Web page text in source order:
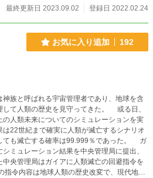
最終更新日 2023.09.02
登録日 2022.02.24
お気に入り追加 192
族と呼ばれる宇宙管理者であり、地球を含
して人類の歴史を見守ってきた。 或る日、
の人類未来についてのシミュレーションを実
は22世紀まで確実に人類が滅亡するシナリオ
も滅亡する確率は99.999％であった。 ガ
シミュレーション結果を中央管理局に提出、
中央管理局はガイアに人類滅亡の回避指令を
令内容は地球人類の歴史改変で、現代地球